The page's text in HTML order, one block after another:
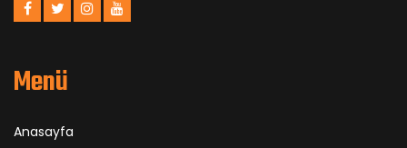
Menü
Anasayfa